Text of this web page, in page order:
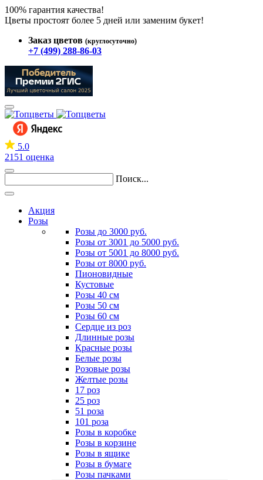
100% гарантия качества!
Цветы простоят более 5 дней или заменим букет!
Заказ цветов (круглосуточно)
+7 (499) 288-86-03
5.0
2151 оценка
Поиск...
Акция
Розы
Розы до 3000 руб.
Розы от 3001 до 5000 руб.
Розы от 5001 до 8000 руб.
Розы от 8000 руб.
Пионовидные
Кустовые
Розы 40 см
Розы 50 см
Розы 60 см
Сердце из роз
Длинные розы
Красные розы
Белые розы
Розовые розы
Желтые розы
17 роз
25 роз
51 роза
101 роза
Розы в коробке
Розы в корзине
Розы в ящике
Розы в бумаге
Розы пачками